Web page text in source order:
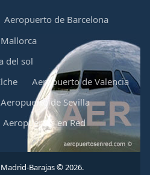
Aeropuerto de Barcelona
del sol
Aeropuerto de Valencia
Aeropuerto de Sevilla
Aeropuertos en Red
Barajas © 2026.